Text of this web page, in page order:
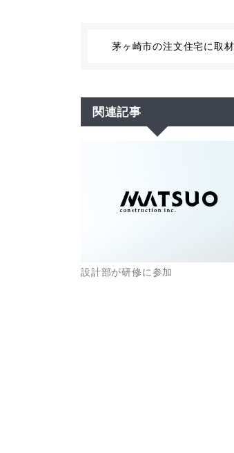
茅ヶ崎市の注文住宅に取
関連記事
設計部が研修に参加